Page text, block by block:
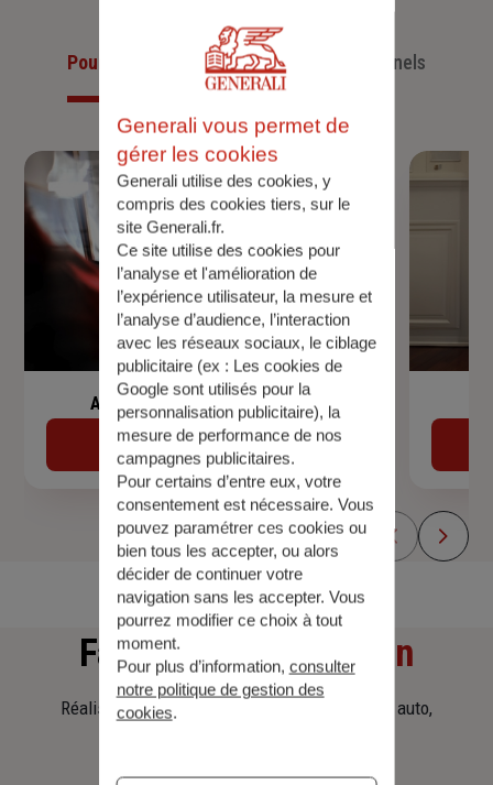
Pour les particuliersPour les professionnels
Assurance de prêt immobilier
Découvrir
Faitesune simulation
Réalisez une simulation tarifaire d'assurance, auto,
Generali vous permet de
gérer les cookies
Generali utilise des cookies, y
compris des cookies tiers, sur le
site Generali.fr.
Ce site utilise des cookies pour
l’analyse et l'amélioration de
l’expérience utilisateur, la mesure et
l’analyse d’audience, l’interaction
avec les réseaux sociaux, le ciblage
publicitaire (ex : Les cookies de
Google sont utilisés pour la
personnalisation publicitaire), la
mesure de performance de nos
campagnes publicitaires.
Pour certains d’entre eux, votre
consentement est nécessaire. Vous
pouvez paramétrer ces cookies ou
bien tous les accepter, ou alors
décider de continuer votre
navigation sans les accepter. Vous
pourrez modifier ce choix à tout
moment.
Pour plus d’information, consulter
notre politique de gestion des
cookies.